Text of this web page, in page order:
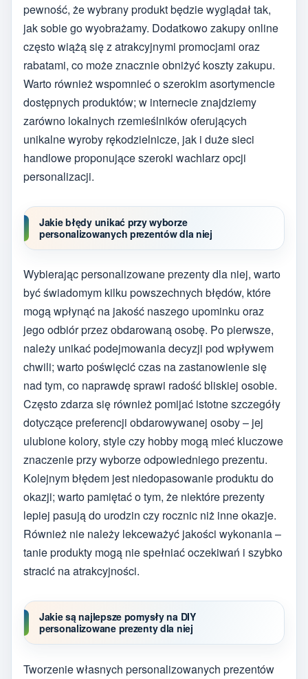
pewność, że wybrany produkt będzie wyglądał tak,
jak sobie go wyobrażamy. Dodatkowo zakupy online
często wiążą się z atrakcyjnymi promocjami oraz
rabatami, co może znacznie obniżyć koszty zakupu.
Warto również wspomnieć o szerokim asortymencie
dostępnych produktów; w internecie znajdziemy
zarówno lokalnych rzemieślników oferujących
unikalne wyroby rękodzielnicze, jak i duże sieci
handlowe proponujące szeroki wachlarz opcji
personalizacji.
Jakie błędy unikać przy wyborze
personalizowanych prezentów dla niej
Wybierając personalizowane prezenty dla niej, warto
być świadomym kilku powszechnych błędów, które
mogą wpłynąć na jakość naszego upominku oraz
jego odbiór przez obdarowaną osobę. Po pierwsze,
należy unikać podejmowania decyzji pod wpływem
chwili; warto poświęcić czas na zastanowienie się
nad tym, co naprawdę sprawi radość bliskiej osobie.
Często zdarza się również pomijać istotne szczegóły
dotyczące preferencji obdarowywanej osoby – jej
ulubione kolory, style czy hobby mogą mieć kluczowe
znaczenie przy wyborze odpowiedniego prezentu.
Kolejnym błędem jest niedopasowanie produktu do
okazji; warto pamiętać o tym, że niektóre prezenty
lepiej pasują do urodzin czy rocznic niż inne okazje.
Również nie należy lekceważyć jakości wykonania –
tanie produkty mogą nie spełniać oczekiwań i szybko
stracić na atrakcyjności.
Jakie są najlepsze pomysły na DIY
personalizowane prezenty dla niej
Tworzenie własnych personalizowanych prezentów